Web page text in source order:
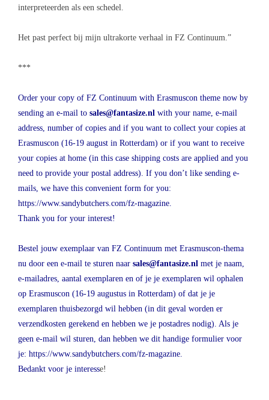
interpreteerden als een schedel.
Het past perfect bij mijn ultrakorte verhaal in FZ Continuum.”
***
Order your copy of FZ Continuum with Erasmuscon theme now by
sending an e-mail to sales@fantasize.nl with your name, e-mail
address, number of copies and if you want to collect your copies at
Erasmuscon (16-19 august in Rotterdam) or if you want to receive
your copies at home (in this case shipping costs are applied and you
need to provide your postal address). If you don’t like sending e-
mails, we have this convenient form for you:
https://www.sandybutchers.com/fz-magazine.
Thank you for your interest!
Bestel jouw exemplaar van FZ Continuum met Erasmuscon-thema
nu door een e-mail te sturen naar sales@fantasize.nl met je naam,
e-mailadres, aantal exemplaren en of je je exemplaren wil ophalen
op Erasmuscon (16-19 augustus in Rotterdam) of dat je je
exemplaren thuisbezorgd wil hebben (in dit geval worden er
verzendkosten gerekend en hebben we je postadres nodig). Als je
geen e-mail wil sturen, dan hebben we dit handige formulier voor
je: https://www.sandybutchers.com/fz-magazine.
Bedankt voor je interesse!